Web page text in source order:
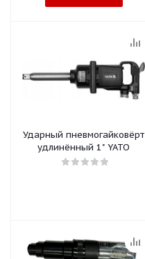
Ударный пневмогайковёрт
удлинённый 1" YATO